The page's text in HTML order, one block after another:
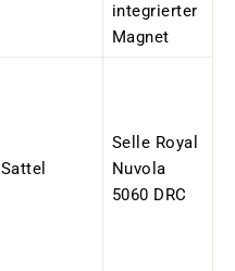
integrierter
Magnet
Sattel
Selle Royal
Nuvola
5060 DRC